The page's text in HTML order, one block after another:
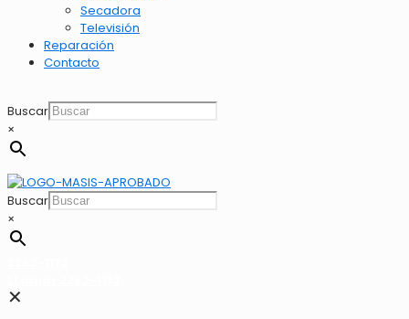
Secadora
Televisión
Reparación
Contacto
Buscar
×
Buscar
×
✕